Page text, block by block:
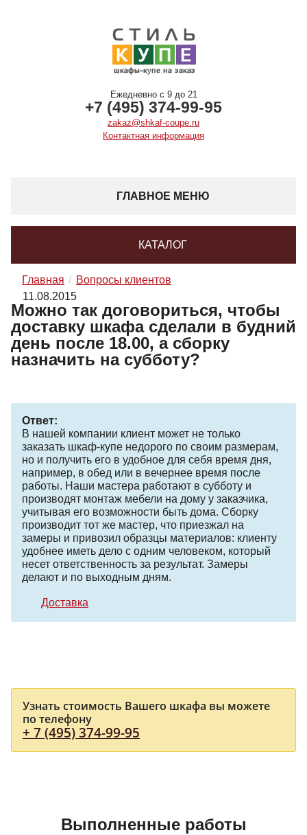
Ежедневно с 9 до 21
+7 (495) 374-99-95
zakaz@shkaf-coupe.ru
Контактная информация
ГЛАВНОЕ МЕНЮ
КАТАЛОГ
Главная
Вопросы клиентов
11.08.2015
Можно так договориться, чтобы
доставку шкафа сделали в будний
день после 18.00, а сборку
назначить на субботу?
Ответ:
В нашей компании клиент может не только
заказать шкаф-купе недорого по своим размерам,
но и получить его в удобное для себя время дня,
например, в обед или в вечернее время после
работы. Наши мастера работают в субботу и
производят монтаж мебели на дому у заказчика,
учитывая его возможности быть дома. Сборку
производит тот же мастер, что приезжал на
замеры и привозил образцы материалов: клиенту
удобнее иметь дело с одним человеком, который
несет ответственность за результат. Замеры
делают и по выходным дням.
Доставка
Узнать стоимость Вашего шкафа вы можете
по телефону
+ 7 (495) 374-99-95
Выполненные работы